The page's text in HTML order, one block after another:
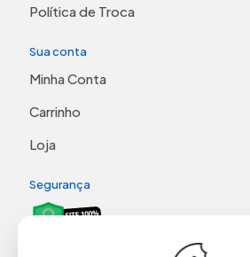
Política de Troca
Sua conta
Minha Conta
Carrinho
Loja
Segurança